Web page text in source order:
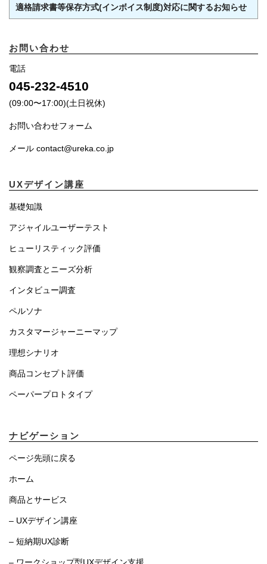
適格請求書等保存方式(インボイス制度)対応に関するお知らせ
お問い合わせ
電話
045-232-4510
(09:00〜17:00)(土日祝休)
お問い合わせフォーム
メール contact@ureka.co.jp
UXデザイン講座
基礎知識
アジャイルユーザーテスト
ヒューリスティック評価
観察調査とニーズ分析
インタビュー調査
ペルソナ
カスタマージャーニーマップ
理想シナリオ
商品コンセプト評価
ペーパープロトタイプ
ナビゲーション
ページ先頭に戻る
ホーム
商品とサービス
– UXデザイン講座
– 短納期UX診断
– ワークショップ型UXデザイン支援